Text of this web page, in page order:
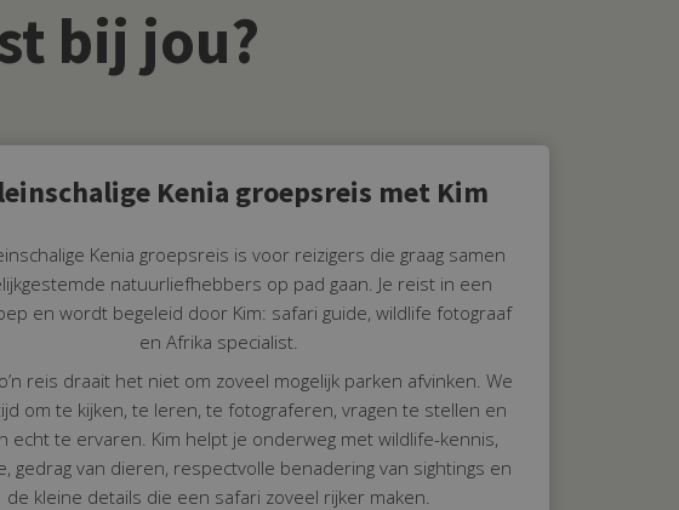
bij jou?
Kenia groepsreis met Kim
Kenia groepsreis is voor reizigers die graag samen
natuurliefhebbers op pad gaan. Je reist in een
en wordt begeleid door Kim: safari guide, wildlife fotograaf
en Afrika specialist.
reis draait het niet om zoveel mogelijk parken afvinken. We
om te kijken, te leren, te fotograferen, vragen te stellen en
echt te ervaren. Kim helpt je onderweg met wildlife-kennis,
gedrag van dieren, respectvolle benadering van sightings en
de kleine details die een safari zoveel rijker maken.